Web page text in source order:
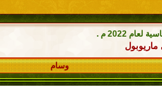
2022 م .
وسام